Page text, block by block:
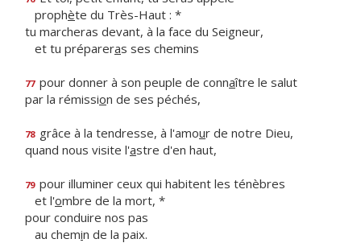
prophète du Très-Haut : *
tu marcheras devant, à la face du Seigneur,
et tu prépareras ses chemins
77 pour donner à son peuple de connaître le salut
par la rémission de ses péchés,
78 grâce à la tendresse, à l'amour de notre Dieu,
quand nous visite l'astre d'en haut,
79 pour illuminer ceux qui habitent les ténèbres
et l'ombre de la mort, *
pour conduire nos pas
au chemin de la paix.